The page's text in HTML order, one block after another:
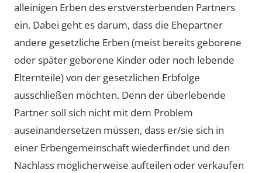
alleinigen Erben des erstversterbenden Partners
ein. Dabei geht es darum, dass die Ehepartner
andere gesetzliche Erben (meist bereits geborene
oder später geborene Kinder oder noch lebende
Elternteile) von der gesetzlichen Erbfolge
ausschließen möchten. Denn der überlebende
Partner soll sich nicht mit dem Problem
auseinandersetzen müssen, dass er/sie sich in
einer Erbengemeinschaft wiederfindet und den
Nachlass möglicherweise aufteilen oder verkaufen